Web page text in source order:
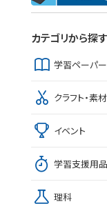
カテゴリから探す
学習ペーパー
クラフト・素材
イベント
学習支援用品
理科